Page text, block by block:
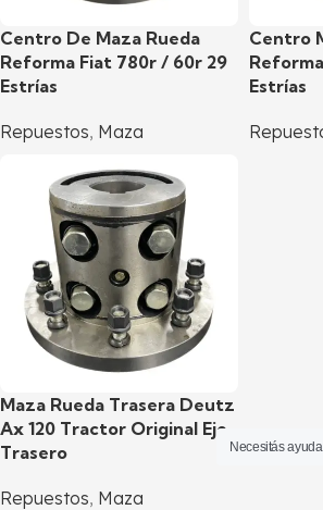
Centro De Maza Rueda
Reforma Fiat 780r / 60r 29
Estrías
Repuestos, Maza
Centro
Estrías
Maza Rueda Trasera Deutz
Ax 120 Tractor Original Eje
Trasero
Repuestos, Maza
Necesitás